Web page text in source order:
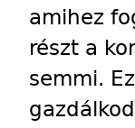
amihez
részt a
semmi.